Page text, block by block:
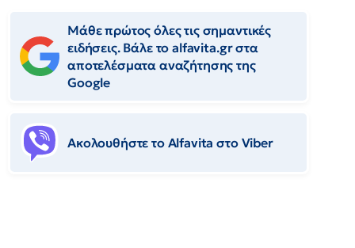
Μάθε πρώτος όλες τις σημαντικές
ειδήσεις. Βάλε το alfavita.gr στα
αποτελέσματα αναζήτησης της
Google
Ακολουθήστε το Αlfavita στο Viber